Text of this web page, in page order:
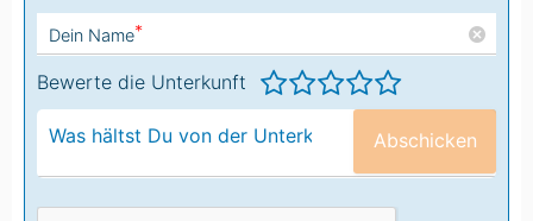
Dein Name*
Bewerte die Unterkunft
Abschicken